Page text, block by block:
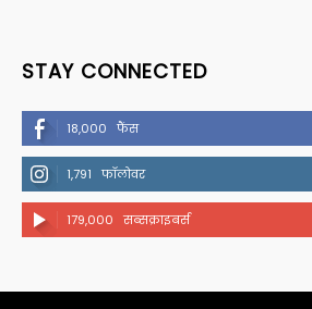
STAY CONNECTED
18,000 फैंस
1,791 फॉलोवर
179,000 सब्सक्राइबर्स